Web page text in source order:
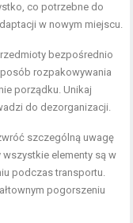
co potrzebne do
w nowym miejscu.
bezpośrednio
rozpakowywania
porządku. Unikaj
do dezorganizacji.
szczególną uwagę
wszystkie elementy są w
podczas transportu.
pogorszeniu